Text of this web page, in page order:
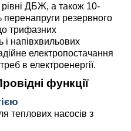
ДБЖ, а також 10-
перенапруги резервного
трифазних
напівхвильових
електропостачання
в електроенергії.
функції
теплових насосів з